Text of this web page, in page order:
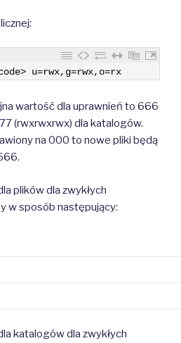
> u=rwx, g=rwx, o=rx
wartość dla uprawnień to 666
(rwxrwxrwx) dla katalogów.
na 000 to nowe pliki będą
plików dla zwykłych
w sposób następujący:
katalogów dla zwykłych